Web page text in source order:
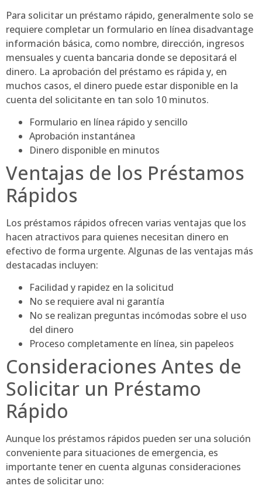
Para solicitar un préstamo rápido, generalmente solo se
requiere completar un formulario en línea disadvantage
información básica, como nombre, dirección, ingresos
mensuales y cuenta bancaria donde se depositará el
dinero. La aprobación del préstamo es rápida y, en
muchos casos, el dinero puede estar disponible en la
cuenta del solicitante en tan solo 10 minutos.
Formulario en línea rápido y sencillo
Aprobación instantánea
Dinero disponible en minutos
Ventajas de los Préstamos
Rápidos
Los préstamos rápidos ofrecen varias ventajas que los
hacen atractivos para quienes necesitan dinero en
efectivo de forma urgente. Algunas de las ventajas más
destacadas incluyen:
Facilidad y rapidez en la solicitud
No se requiere aval ni garantía
No se realizan preguntas incómodas sobre el uso
del dinero
Proceso completamente en línea, sin papeleos
Consideraciones Antes de
Solicitar un Préstamo
Rápido
Aunque los préstamos rápidos pueden ser una solución
conveniente para situaciones de emergencia, es
importante tener en cuenta algunas consideraciones
antes de solicitar uno: